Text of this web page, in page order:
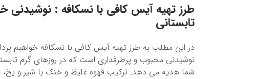
طرز تهیه آیس کافی با نسکافه :
تابستانی
در این مطلب به طرز تهیه آیس کافی با نسکافه خواهیم
نوشیدنی محبوب و پرطرفداری است که در روزهای گرم
شما هدیه می دهد. ترکیب قهوه غلیظ و خنک با شیر و